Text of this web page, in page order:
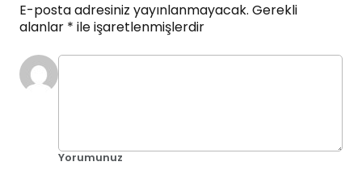
E-posta adresiniz yayınlanmayacak. Gerekli
alanlar * ile işaretlenmişlerdir
Yorumunuz